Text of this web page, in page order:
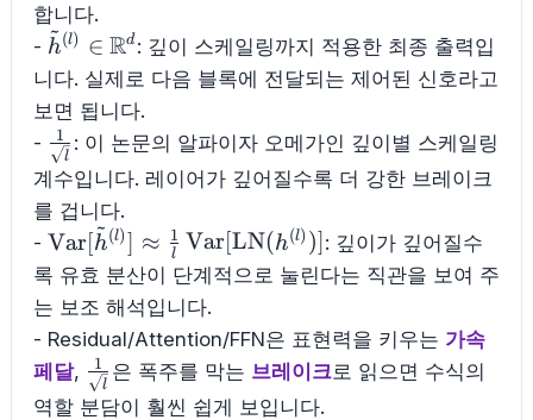
합니다.
- \tilde{h}^{(l)}
\in
\mathbb{R}^{d}
h
~ (l) ∈ Rd : 깊이 스케일링까지 적용한 최종 출력입
니다. 실제로 다음 블록에 전달되는 제어된 신호라고
보면 됩니다.
- \frac{1}
{\sqrt{l}}
l
1 : 이 논문의 알파이자 오메가인 깊이별 스케일링
계수입니다. 레이어가 깊어질수록 더 강한 브레이크
를 겁니다.
- \mathrm{Var}
[\tilde{h}^{(l)}]
\approx \frac{1}
{l}\,\mathrm{Var}
[\mathrm{LN}
(h^{(l)})]
Var[h
~ (l)] ≈ l
1 Var[ LN(h(l) )] : 깊이가 깊어질수
록 유효 분산이 단계적으로 눌린다는 직관을 보여 주
는 보조 해석입니다.
- Residual/Attention/FFN은 표현력을 키우는 가속
페달, \frac{1}
{\sqrt{l}}
l
1 은 폭주를 막는 브레이크로 읽으면 수식의
역할 분담이 훨씬 쉽게 보입니다.